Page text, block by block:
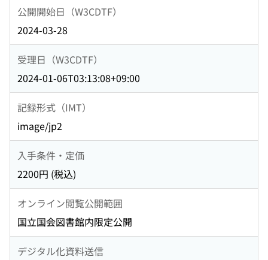
公開開始日（W3CDTF）
2024-03-28
受理日（W3CDTF）
2024-01-06T03:13:08+09:00
記録形式（IMT）
image/jp2
入手条件・定価
2200円 (税込)
オンライン閲覧公開範囲
国立国会図書館内限定公開
デジタル化資料送信